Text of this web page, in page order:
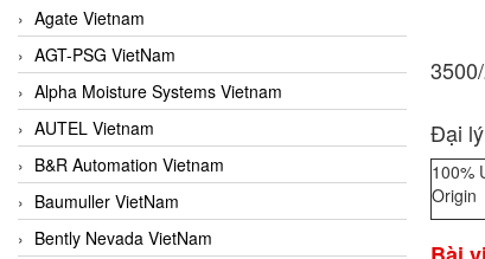
Agate Vietnam
AGT-PSG VietNam
Alpha Moisture Systems Vietnam
AUTEL Vietnam
B&R Automation Vietnam
Baumuller VietNam
Bently Nevada VietNam
Đại
100%
Origin